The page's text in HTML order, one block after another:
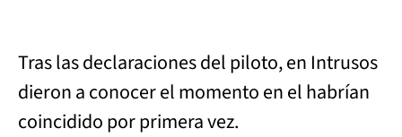
Tras las declaraciones del piloto, en Intrusos
dieron a conocer el momento en el habrían
coincidido por primera vez.